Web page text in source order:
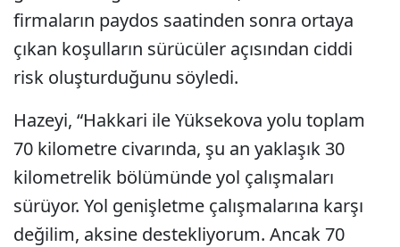
firmaların paydos saatinden sonra ortaya
çıkan koşulların sürücüler açısından ciddi
risk oluşturduğunu söyledi.
Hazeyi, “Hakkari ile Yüksekova yolu toplam
70 kilometre civarında, şu an yaklaşık 30
kilometrelik bölümünde yol çalışmaları
sürüyor. Yol genişletme çalışmalarına karşı
değilim, aksine destekliyorum. Ancak 70